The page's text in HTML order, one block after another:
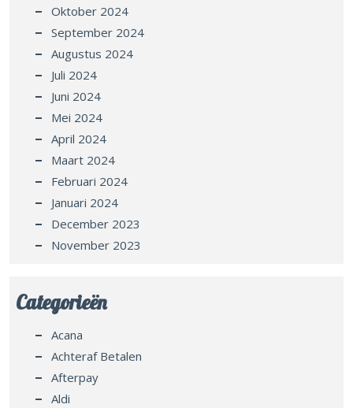
Oktober 2024
September 2024
Augustus 2024
Juli 2024
Juni 2024
Mei 2024
April 2024
Maart 2024
Februari 2024
Januari 2024
December 2023
November 2023
Categorieën
Acana
Achteraf Betalen
Afterpay
Aldi